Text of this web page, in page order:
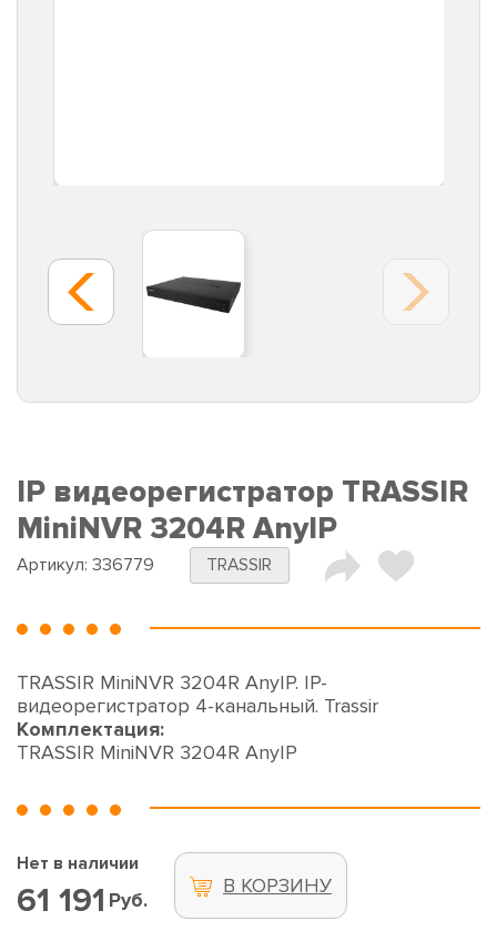
IP видеорегистратор TRASSIR
MiniNVR 3204R AnyIP
Артикул: 336779 TRASSIR
TRASSIR MiniNVR 3204R AnyIP. IP-
видеорегистратор 4-канальный. Trassir
Комплектация:
TRASSIR MiniNVR 3204R AnyIP
Нет в наличии
61 191 Руб.
В КОРЗИНУ